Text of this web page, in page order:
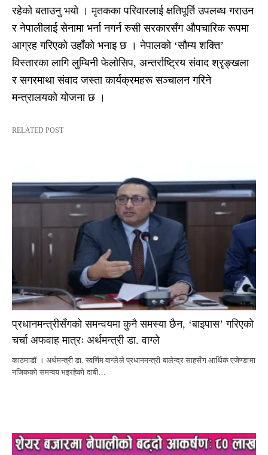
रहेको बताउनु भयो । मृतकका परिवारलाई क्षतिपूर्ति उपलब्ध गराउन
र नेपालीलाई सेनामा भर्ना नगर्न रुसी सरकारसँग औपचारिक रूपमा
आग्रह गरिएको उहाँको भनाइ छ । नेपालको ‘सौम्य शक्ति’
विस्तारका लागि लुम्बिनी फेलोसिप, अन्तर्राष्ट्रिय संवाद श्रृङ्खला
र सगरमाथा संवाद जस्ता कार्यक्रमहरू सञ्चालन गरिने
मन्त्रालयको योजना छ ।
RELATED POST
प्रधानमन्त्रीसँगको समन्वयमा कुनै समस्या छैन, ‘बाइपास’ गरिएको
चर्चा अफवाह मात्रः अर्थमन्त्री डा. वाग्ले
काठमाडौं । अर्थमन्त्री डा. स्वर्णिम वाग्लेले प्रधानमन्त्री बालेन्द्र साहसँग आर्थिक एजेण्डामा
नजिकको समन्वय भइरहेको दाबी…